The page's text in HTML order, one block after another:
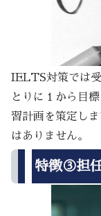
IELTS対策では
とりに１から目
習計画を策定し
はありません。
特徴③担